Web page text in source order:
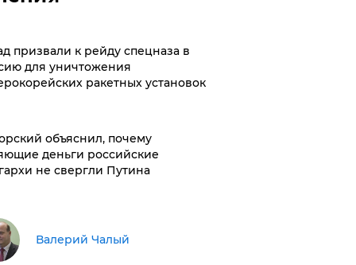
призвали к рейду спецназа в
для уничтожения
ракетных установок
объяснил, почему
деньги российские
не свергли Путина
Валерий Чалый